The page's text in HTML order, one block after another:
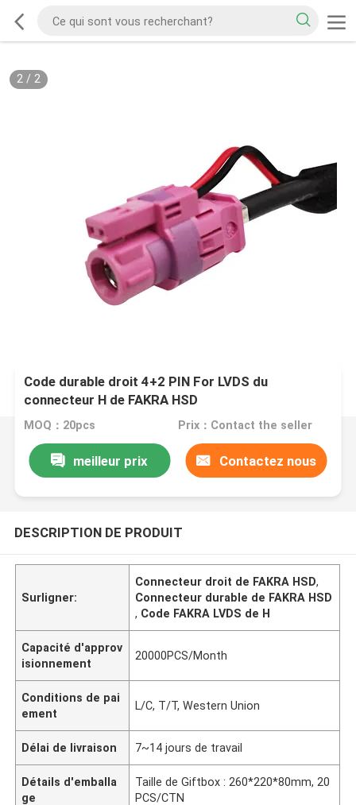
2/ 2
Code durable droit 4+2 PIN For LVDS du
connecteur H de FAKRA HSD
MOQ：20pcs Prix：Contact the seller
meilleur prix Contactez nous
DESCRIPTION DE PRODUIT
Surligner:
Connecteur droit de FAKRA HSD,
Connecteur durable de FAKRA HSD
, Code FAKRA LVDS de H
Capacité d'approv
isionnement
20000PCS/Month
Conditions de pai
ement
L/C, T/T, Western Union
Délai de livraison 7~14 jours de travail
Détails d'emballa
ge
Taille de Giftbox : 260*220*80mm, 20
PCS/CTN